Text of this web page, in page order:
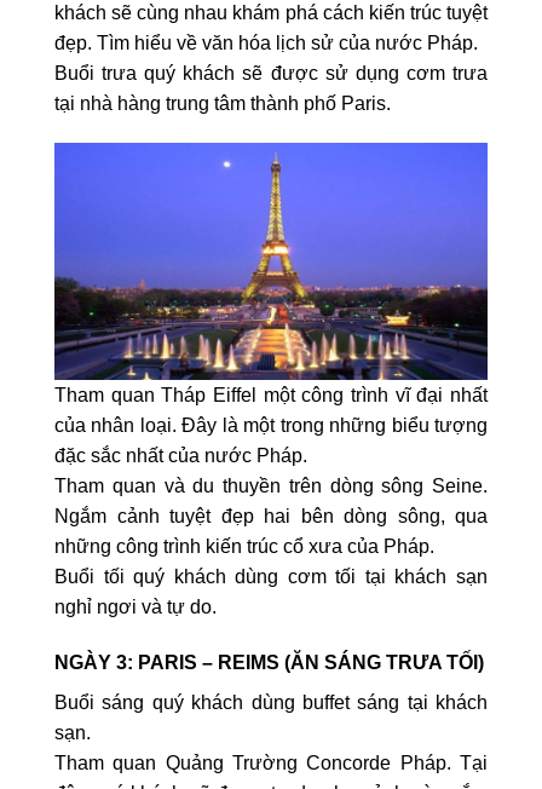
khách sẽ cùng nhau khám phá cách kiến trúc tuyệt
đẹp. Tìm hiểu về văn hóa lịch sử của nước Pháp.
Buổi trưa quý khách sẽ được sử dụng cơm trưa
tại nhà hàng trung tâm thành phố Paris.
Tham quan Tháp Eiffel một công trình vĩ đại nhất
của nhân loại. Đây là một trong những biểu tượng
đặc sắc nhất của nước Pháp.
Tham quan và du thuyền trên dòng sông Seine.
Ngắm cảnh tuyệt đẹp hai bên dòng sông, qua
những công trình kiến trúc cổ xưa của Pháp.
Buổi tối quý khách dùng cơm tối tại khách sạn
nghỉ ngơi và tự do.
NGÀY 3: PARIS – REIMS (ĂN SÁNG TRƯA TỐI)
Buổi sáng quý khách dùng buffet sáng tại khách
sạn.
Tham quan Quảng Trường Concorde Pháp. Tại